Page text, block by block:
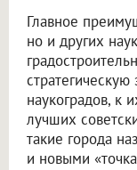
Главное
но и других
наукоградов, к
лучших
такие города
и новыми